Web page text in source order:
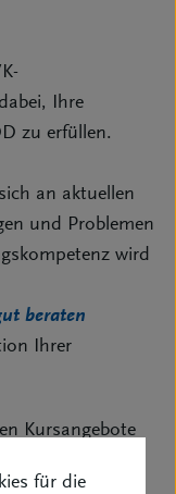
für die
Ihre
zu erfüllen.
an aktuellen
und Problemen
wird
beraten
Ihrer
Kursangebote
können!